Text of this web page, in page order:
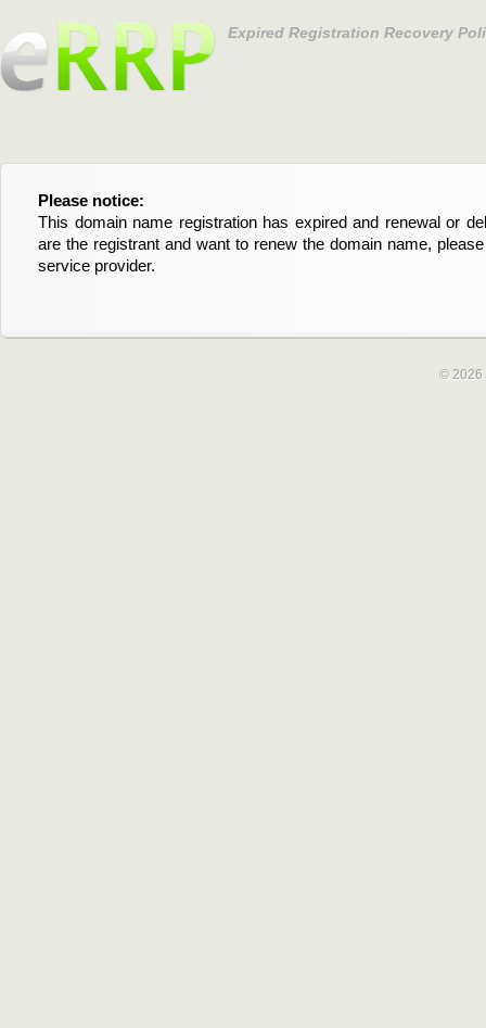
Expired Registration Recovery
Please notice:
This domain name registration has expired and renewal or
are the registrant and want to renew the domain name,
service provider.
Bitte beachten Sie:
Diese Domainregistrierung ist abgelaufen und die
Domain stehen an. Wenn Sie der Registrant sind und
verlängern möchten, kontaktieren Sie bitte Ihren Service-
© 2026